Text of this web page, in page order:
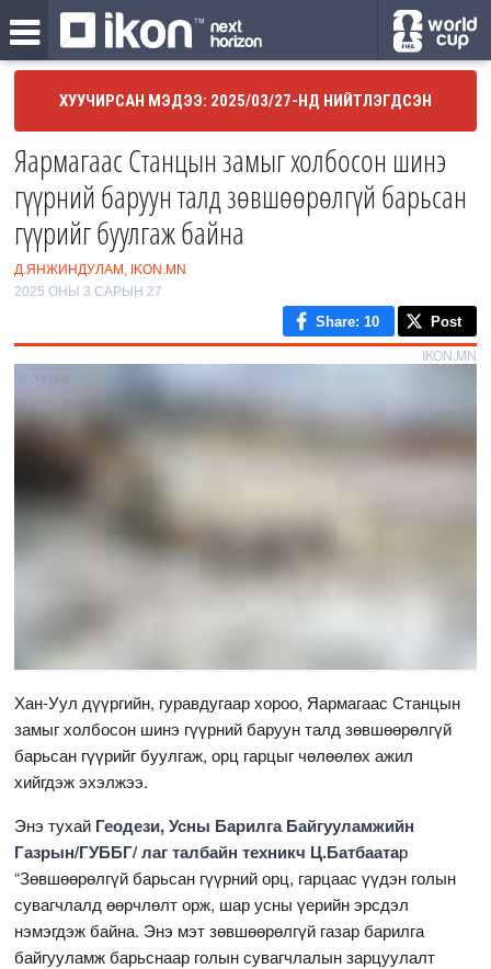
ХУУЧИРСАН МЭДЭЭ: 2025/03/27-НД НИЙТЛЭГДСЭН
Яармагаас Станцын замыг холбосон шинэ
гүүрний баруун талд зөвшөөрөлгүй барьсан
гүүрийг буулгаж байна
Д.ЯНЖИНДУЛАМ, IKON.MN
2025 ОНЫ 3 САРЫН 27
Share: 10 Post
IKON.MN
Хан-Уул дүүргийн, гуравдугаар хороо, Яармагаас Станцын
замыг холбосон шинэ гүүрний баруун талд зөвшөөрөлгүй
барьсан гүүрийг буулгаж, орц гарцыг чөлөөлөх ажил
хийгдэж эхэлжээ.
Энэ тухай Геодези, Усны Барилга Байгууламжийн
Газрын/ГУББГ/ лаг талбайн техникч Ц.Батбаатар
“Зөвшөөрөлгүй барьсан гүүрний орц, гарцаас үүдэн голын
сувагчлалд өөрчлөлт орж, шар усны үерийн эрсдэл
нэмэгдэж байна. Энэ мэт зөвшөөрөлгүй газар барилга
байгууламж барьснаар голын сувагчлалын зарцуулалт